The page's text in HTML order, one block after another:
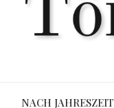
NACH JAHRESZEIT